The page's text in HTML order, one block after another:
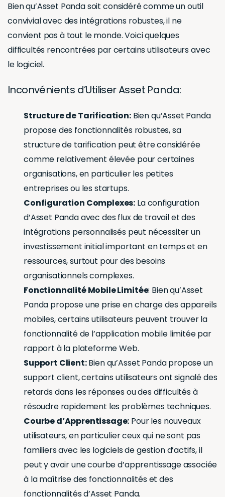
Bien qu’Asset Panda soit considéré comme un outil
convivial avec des intégrations robustes, il ne
convient pas à tout le monde. Voici quelques
difficultés rencontrées par certains utilisateurs avec
le logiciel.
Inconvénients d’Utiliser Asset Panda:
Structure de Tarification:Bien qu’Asset Panda
propose des fonctionnalités robustes, sa
structure de tarification peut être considérée
comme relativement élevée pour certaines
organisations, en particulier les petites
entreprises ou les startups.
Configuration Complexes: La configuration
d’Asset Panda avec des flux de travail et des
intégrations personnalisés peut nécessiter un
investissement initial important en temps et en
ressources, surtout pour des besoins
organisationnels complexes.
Fonctionnalité Mobile Limitée: Bien qu’Asset
Panda propose une prise en charge des appareils
mobiles, certains utilisateurs peuvent trouver la
fonctionnalité de l’application mobile limitée par
rapport à la plateforme Web.
Support Client:Bien qu’Asset Panda propose un
support client, certains utilisateurs ont signalé des
retards dans les réponses ou des difficultés à
résoudre rapidement les problèmes techniques.
Courbe d’Apprentissage: Pour les nouveaux
utilisateurs, en particulier ceux qui ne sont pas
familiers avec les logiciels de gestion d’actifs, il
peut y avoir une courbe d’apprentissage associée
à la maîtrise des fonctionnalités et des
fonctionnalités d’Asset Panda.